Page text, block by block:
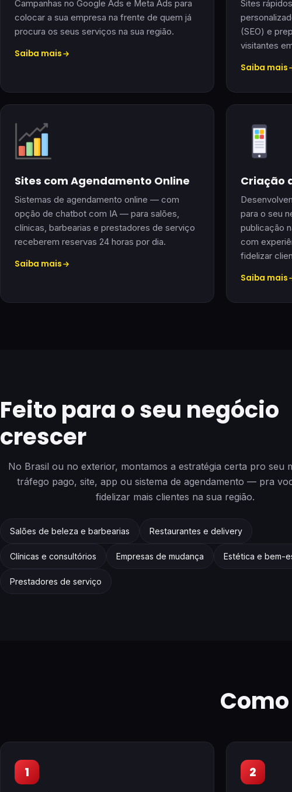
Campanhas no Google Ads e Meta Ads para
colocar a sua empresa na frente de quem já
procura os seus serviços na sua região.
Saiba mais
Sites
(SEO) e
visitantes
Saiba mais
Sites com Agendamento Online
Sistemas de agendamento online — com
opção de chatbot com IA — para salões,
clínicas, barbearias e prestadores de serviço
receberem reservas 24 horas por dia.
Saiba mais
Criação
para o seu
publicação
com
fidelizar
Saiba mais
Feito para o seu negócio
crescer
No Brasil ou no exterior, montamos a estratégia certa pro seu
tráfego pago, site, app ou sistema de agendamento — pra
fidelizar mais clientes na sua região.
Salões de beleza e barbearias Restaurantes e delivery
Clínicas e consultórios Empresas de mudança Estética e bem-
Prestadores de serviço
1 2